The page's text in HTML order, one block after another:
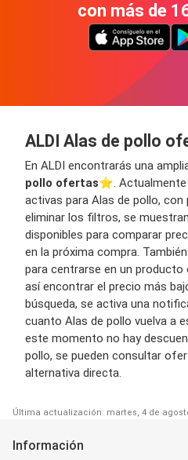
con más de
ALDI Alas de pollo
En ALDI encontrarás una
pollo ofertas⭐️.
activas para Alas de pollo,
eliminar los filtros, se
disponibles para comparar
en la próxima compra.
para centrarse en un
así encontrar el precio más
búsqueda, se activa una
cuanto Alas de pollo vuelva a
este momento no hay
pollo, se pueden consultar
alternativa directa.
Última actualización: martes, 4 de
Información